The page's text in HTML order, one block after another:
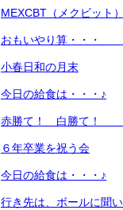
MEXCBT（メクビット
おもいやり算
小春日和の月末
今日の給食は・・・♪
赤勝て！ 白勝
６年卒業を祝う会
今日の給食は・・・♪
行き先は、ボールに聞